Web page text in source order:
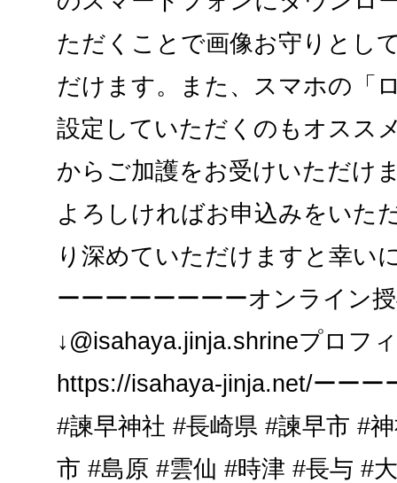
ただくことで画像お守りとし
だけます。また、スマホの「
設定していただくのもオスス
からご加護をお受けいただけ
よろしければお申込みをいた
り深めていただけますと幸い
ーーーーーーーーオンライン
↓@isahaya.jinja.shrineプロフ
https://isahaya-jinja.net/ーー
#諫早神社 #長崎県 #諫早市 #
市 #島原 #雲仙 #時津 #長与 #